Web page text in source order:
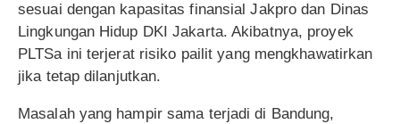
sesuai dengan kapasitas finansial Jakpro dan Dinas
Lingkungan Hidup DKI Jakarta. Akibatnya, proyek
PLTSa ini terjerat risiko pailit yang mengkhawatirkan
jika tetap dilanjutkan.
Masalah yang hampir sama terjadi di Bandung,